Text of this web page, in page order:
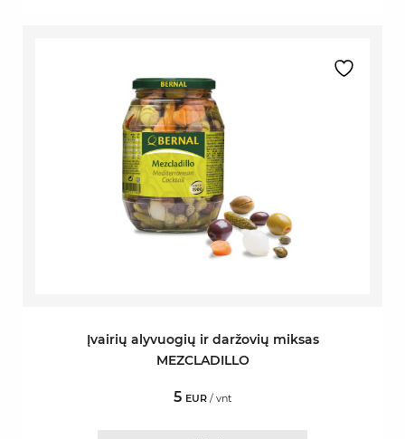
Įvairių alyvuogių ir daržovių miksas
MEZCLADILLO
5 EUR / vnt